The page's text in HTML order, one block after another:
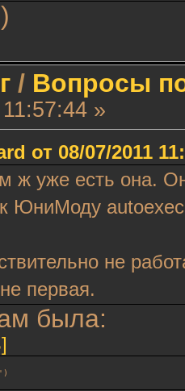
/ Вопросы
»
от 08/07/2011
ж уже есть она.
ЮниМоду
не
первая.
была: